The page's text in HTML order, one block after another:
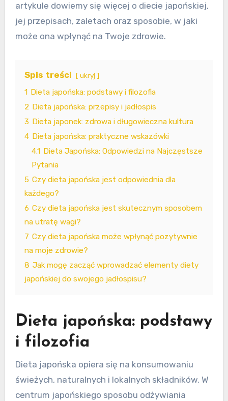
artykule dowiemy się więcej o diecie japońskiej,
jej przepisach, zaletach oraz sposobie, w jaki
może ona wpłynąć na Twoje zdrowie.
Spis treści ukryj
1
Dieta japońska: podstawy i filozofia
2 Dieta japońska: przepisy i jadłospis
3 Dieta japonek: zdrowa i długowieczna kultura
4 Dieta japońska: praktyczne wskazówki
4.1
Dieta Japońska: Odpowiedzi na Najczęstsze
Pytania
5 Czy dieta japońska jest odpowiednia dla
każdego?
6 Czy dieta japońska jest skutecznym sposobem
na utratę wagi?
7 Czy dieta japońska może wpłynąć pozytywnie
na moje zdrowie?
8 Jak mogę zacząć wprowadzać elementy diety
japońskiej do swojego jadłospisu?
Dieta japońska: podstawy
i filozofia
Dieta japońska opiera się na konsumowaniu
świeżych, naturalnych i lokalnych składników. W
centrum japońskiego sposobu odżywiania